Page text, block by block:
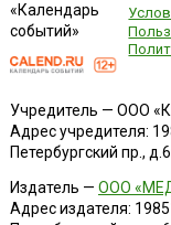
«Календарь
событий»
Учредитель — ООО
Адрес учредителя:
Петербургский пр.,
Издатель — ООО
Адрес издателя: